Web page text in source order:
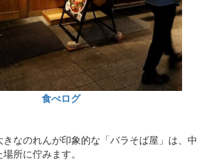
食べログ
なのれんが印象的な「バラそば屋」は、中
所に佇みます。